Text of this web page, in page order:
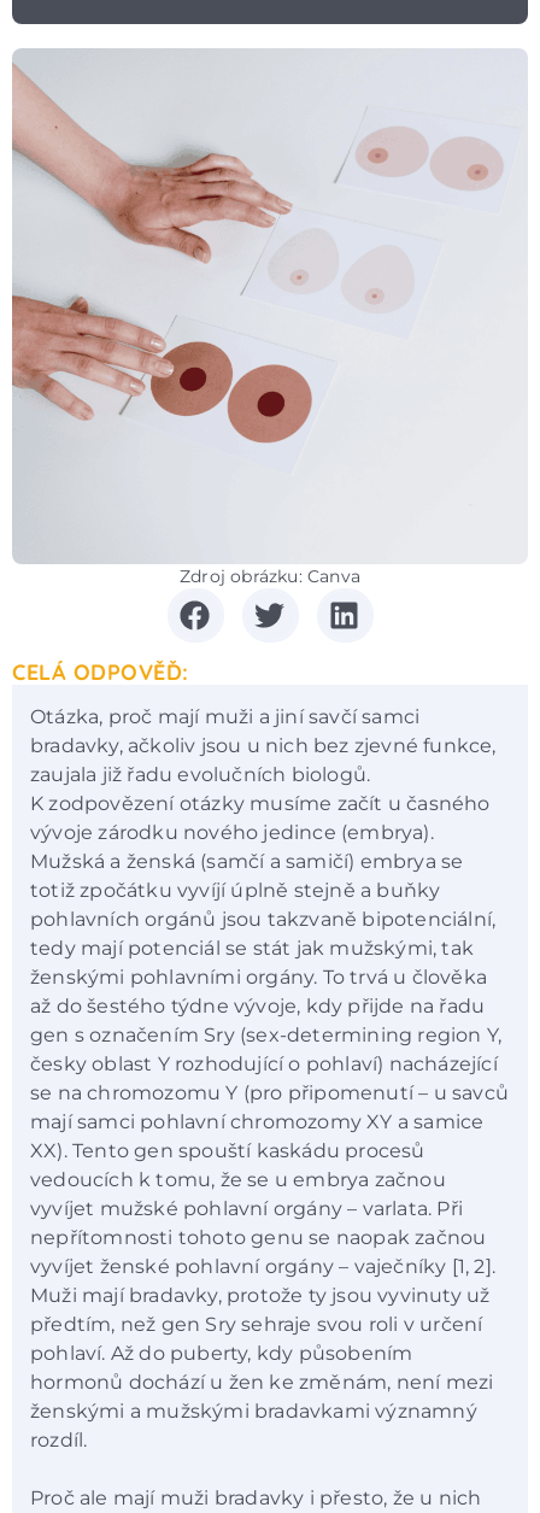
Zdroj obrázku: Canva
CELÁ ODPOVĚĎ:
Otázka, proč mají muži a jiní savčí samci
bradavky, ačkoliv jsou u nich bez zjevné funkce,
zaujala již řadu evolučních biologů.
K zodpovězení otázky musíme začít u časného
vývoje zárodku nového jedince (embrya).
Mužská a ženská (samčí a samičí) embrya se
totiž zpočátku vyvíjí úplně stejně a buňky
pohlavních orgánů jsou takzvaně bipotenciální,
tedy mají potenciál se stát jak mužskými, tak
ženskými pohlavními orgány. To trvá u člověka
až do šestého týdne vývoje, kdy přijde na řadu
gen s označením Sry (sex-determining region Y,
česky oblast Y rozhodující o pohlaví) nacházející
se na chromozomu Y (pro připomenutí – u savců
mají samci pohlavní chromozomy XY a samice
XX). Tento gen spouští kaskádu procesů
vedoucích k tomu, že se u embrya začnou
vyvíjet mužské pohlavní orgány – varlata. Při
nepřítomnosti tohoto genu se naopak začnou
vyvíjet ženské pohlavní orgány – vaječníky [1, 2].
Muži mají bradavky, protože ty jsou vyvinuty už
předtím, než gen Sry sehraje svou roli v určení
pohlaví. Až do puberty, kdy působením
hormonů dochází u žen ke změnám, není mezi
ženskými a mužskými bradavkami významný
rozdíl.
Proč ale mají muži bradavky i přesto, že u nich